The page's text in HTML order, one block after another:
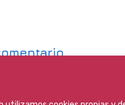
estar